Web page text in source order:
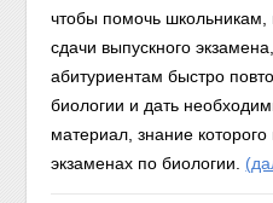
чтобы помочь
сдачи выпускного
абитуриентам быстро
биологии и дать
материал, знание
экзаменах по биологии.